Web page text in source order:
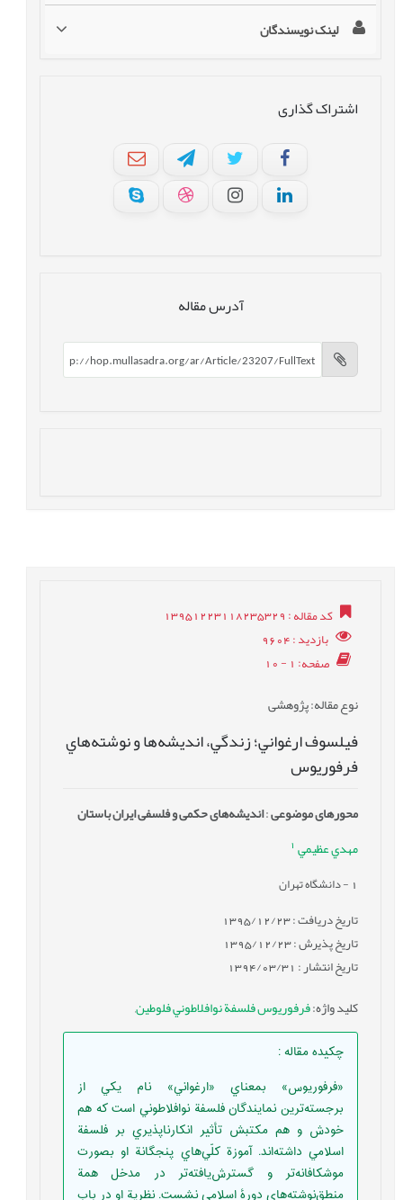
لینک نویسندگان
اشتراک گذاری
آدرس مقاله
کد مقاله: 13951223118235329
بازدید: 9604
صفحه: 1 - 10
نوع مقاله: پژوهشی
فيلسوف ارغواني؛ زندگي، انديشه‌ها و نوشته‌هاي
فرفوريوس
محورهای موضوعی:اندیشه‌های حکمی و فلسفی ایران باستان
مهدي عظيمي
- دانشگاه تهران
تاریخ دریافت : 1395/12/23
تاریخ پذیرش : 1395/12/23
تاریخ انتشار : 1394/03/31
کلید واژه:فرفوريوس فلسفة نوافلاطوني فلوطين,
چکیده مقاله:
«فرفوريوس» بمعناي «ارغواني» نام يکي از
برجسته‌ترين نمايندگان فلسفة نوافلاطوني است که هم
خودش و هم مکتبش تأثير انکارناپذيري بر فلسفة
اسلامي داشته‌اند. آموزة کلّي‌هاي پنجگانة او بصورت
موشکافانه‌تر و گسترش‌يافته‌تر در مدخل همة
منطق‌نوشته‌هاي دورۀ اسلامي نشست. نظرية او در باب